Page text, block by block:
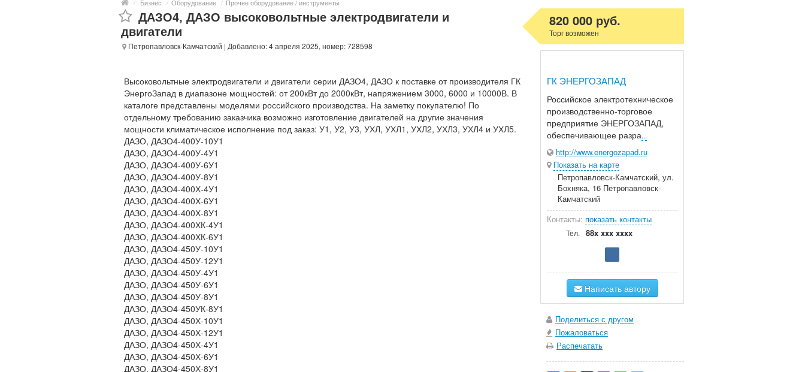
/ Бизнес / Оборудование / Прочее оборудование / инструменты
ДАЗО4, ДАЗО высоковольтные электродвигатели и
двигатели
Петропавловск-Камчатский | Добавлено: 4 апреля 2025, номер: 728598
Высоковольтные электродвигатели и двигатели серии ДАЗО4, ДАЗО к поставке от производителя ГК
ЭнергоЗапад в диапазоне мощностей: от 200кВт до 2000кВт, напряжением 3000, 6000 и 10000В. В
каталоге представлены моделями российского производства. На заметку покупателю! По
отдельному требованию заказчика возможно изготовление двигателей на другие значения
мощности климатическое исполнение под заказ: У1, У2, У3, УХЛ, УХЛ1, УХЛ2, УХЛ3, УХЛ4 и УХЛ5.
ДАЗО, ДАЗО4-400У-10У1
ДАЗО, ДАЗО4-400У-4У1
ДАЗО, ДАЗО4-400У-6У1
ДАЗО, ДАЗО4-400У-8У1
ДАЗО, ДАЗО4-400Х-4У1
ДАЗО, ДАЗО4-400Х-6У1
ДАЗО, ДАЗО4-400Х-8У1
ДАЗО, ДАЗО4-400ХК-4У1
ДАЗО, ДАЗО4-400ХК-6У1
ДАЗО, ДАЗО4-450У-10У1
ДАЗО, ДАЗО4-450У-12У1
ДАЗО, ДАЗО4-450У-4У1
ДАЗО, ДАЗО4-450У-6У1
ДАЗО, ДАЗО4-450У-8У1
ДАЗО, ДАЗО4-450УК-8У1
ДАЗО, ДАЗО4-450Х-10У1
ДАЗО, ДАЗО4-450Х-12У1
ДАЗО, ДАЗО4-450Х-4У1
ДАЗО, ДАЗО4-450Х-6У1
ДАЗО, ДАЗО4-450Х-8У1
820 000 руб.
Торг возможен
ГК ЭНЕРГОЗАПАД
Российское электротехническое
производственно-торговое
предприятие ЭНЕРГОЗАПАД,
обеспечивающее разра...
http://www.energozapad.ru
Показать на карте
Петропавловск-Камчатский, ул.
Бохняка, 16 Петропавловск-
Камчатский
Контакты: показать контакты
Тел. 88x xxx xxxx
Написать автору
Поделиться с другом
Пожаловаться
Распечатать